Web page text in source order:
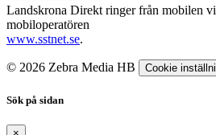
Landskrona Direkt ringer från mobilen
mobiloperatören
www.sstnet.se.
© 2026 Zebra Media HB Cookie
Sök på sidan